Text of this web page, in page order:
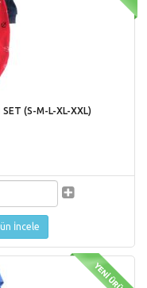
SET (S-M-L-XL-XXL)
İncele